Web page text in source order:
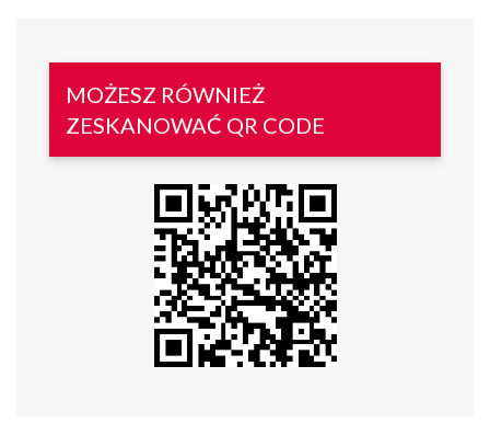
MOŻESZ RÓWNIEŻ
ZESKANOWAĆ QR CODE